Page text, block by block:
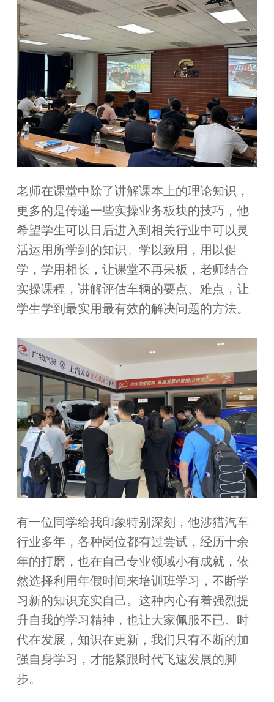
老师在课堂中除了讲解课本上的理论知识，
更多的是传递一些实操业务板块的技巧，他
希望学生可以日后进入到相关行业中可以灵
活运用所学到的知识。学以致用，用以促
学，学用相长，让课堂不再呆板，老师结合
实操课程，讲解评估车辆的要点、难点，让
学生学到最实用最有效的解决问题的方法。
有一位同学给我印象特别深刻，他涉猎汽车
行业多年，各种岗位都有过尝试，经历十余
年的打磨，也在自己专业领域小有成就，依
然选择利用年假时间来培训班学习，不断学
习新的知识充实自己。这种内心有着强烈提
升自我的学习精神，也让大家佩服不已。时
代在发展，知识在更新，我们只有不断的加
强自身学习，才能紧跟时代飞速发展的脚
步。